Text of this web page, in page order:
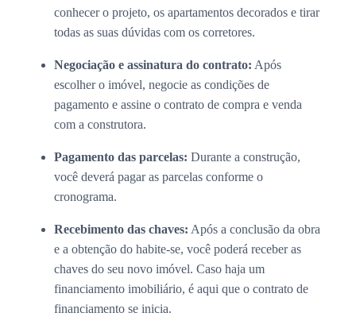
conhecer o projeto, os apartamentos decorados e tirar
todas as suas dúvidas com os corretores.
Negociação e assinatura do contrato: Após
escolher o imóvel, negocie as condições de
pagamento e assine o contrato de compra e venda
com a construtora.
Pagamento das parcelas: Durante a construção,
você deverá pagar as parcelas conforme o
cronograma.
Recebimento das chaves: Após a conclusão da obra
e a obtenção do habite-se, você poderá receber as
chaves do seu novo imóvel. Caso haja um
financiamento imobiliário, é aqui que o contrato de
financiamento se inicia.